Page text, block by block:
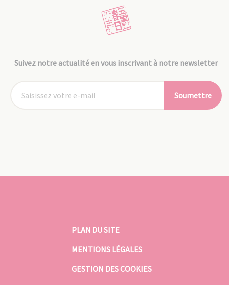
Suivez notre actualité en vous inscrivant à notre newsletter
Soumettre
PLAN DU SITE
MENTIONS LÉGALES
GESTION DES COOKIES